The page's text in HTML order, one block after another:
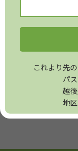
これより先
パ
越
地